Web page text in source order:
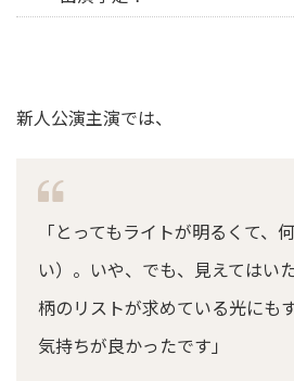
新人公演主演では、
「とってもライトが明るくて、
い）。いや、でも、見えてはい
柄のリストが求めている光にも
気持ちが良かったです」